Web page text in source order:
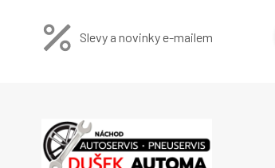
Slevy a novinky e-mailem